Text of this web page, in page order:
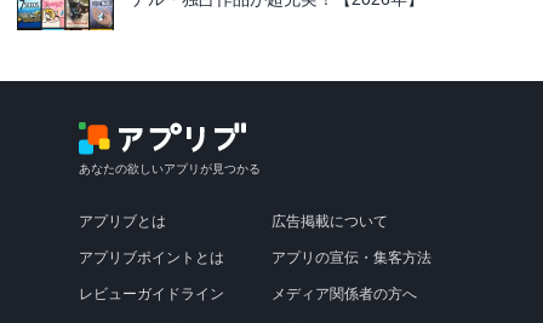
あなたの欲しいアプリが見つかる
アプリブとは
アプリブポイントとは
レビューガイドライン
広告掲載について
アプリの宣伝・集客方法
メディア関係者の方へ